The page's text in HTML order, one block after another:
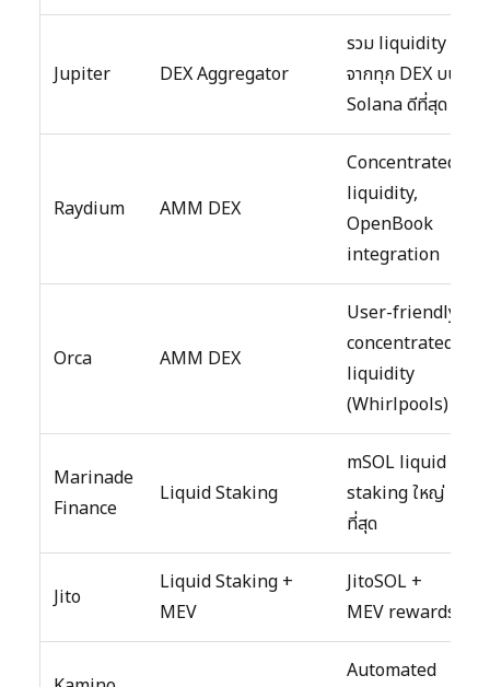
Jupiter DEX Aggregator
รวม liquidity
จากทุก DEX บน
Solana ดีที่สุด
Raydium AMM DEX
Concentrated
liquidity,
OpenBook
integration
Orca AMM DEX
User-friendly,
concentrated
liquidity
(Whirlpools)
Marinade
Finance
Liquid Staking
mSOL liquid
staking ใหญ่
ที่สุด
Jito
Liquid Staking +
MEV
JitoSOL +
MEV rewards
Automated